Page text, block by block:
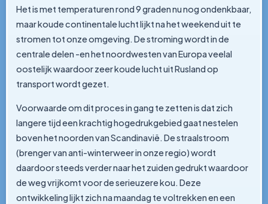
Het is met temperaturen rond 9 graden nu nog ondenkbaar,
maar koude continentale lucht lijkt na het weekend uit te
stromen tot onze omgeving. De stroming wordt in de
centrale delen -en het noordwesten van Europa veelal
oostelijk waardoor zeer koude lucht uit Rusland op
transport wordt gezet.
Voorwaarde om dit proces in gang te zetten is dat zich
langere tijd een krachtig hogedrukgebied gaat nestelen
boven het noorden van Scandinavië. De straalstroom
(brenger van anti-winterweer in onze regio) wordt
daardoor steeds verder naar het zuiden gedrukt waardoor
de weg vrijkomt voor de serieuzere kou. Deze
ontwikkeling lijkt zich na maandag te voltrekken en een